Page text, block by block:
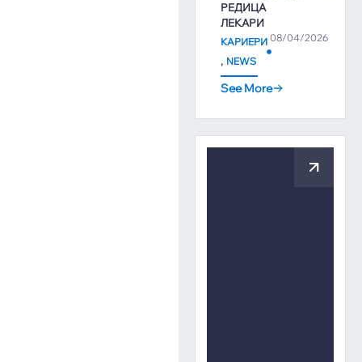
РЕДИЦА
ЛЕКАРИ
08/04/2026
КАРИЕРИ
, NEWS
See More